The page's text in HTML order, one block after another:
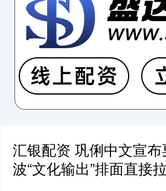
汇银配资 巩俐中文宣
波“文化输出”排面直接